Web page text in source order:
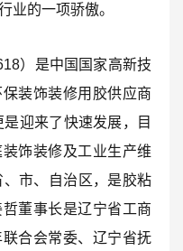
业的一项骄傲。
）是中国国家高新技
装饰装修用胶供应商
迎来了快速发展，目
饰装修及工业生产维
市、自治区，是胶粘
董事长是辽宁省工商
合会常委、辽宁省抚